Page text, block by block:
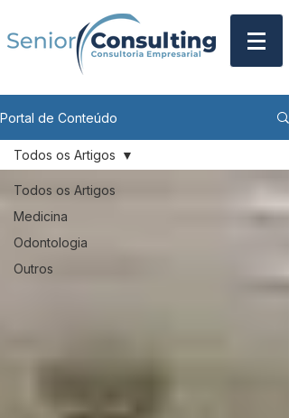
Portal de Conteúdo
Todos os Artigos
Medicina
Odontologia
Outros
Todos os Artigos